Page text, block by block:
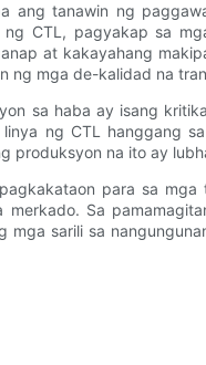
tanawin ng
CTL, pagyakap sa
at kakayahang
ng mga de-kalidad na
sa haba ay isang
ng CTL hanggang
produksyon na ito ay
para sa
Sa
sarili sa